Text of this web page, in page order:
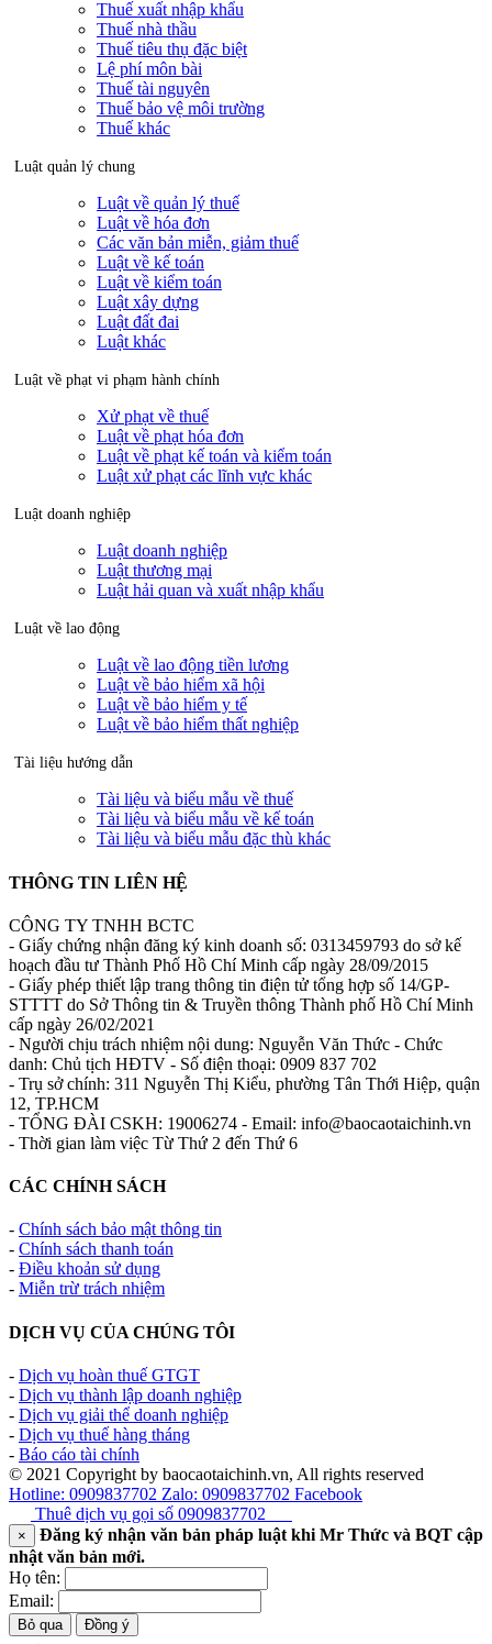
Thuế xuất nhập khẩu
Thuế nhà thầu
Thuế tiêu thụ đặc biệt
Lệ phí môn bài
Thuế tài nguyên
Thuế bảo vệ môi trường
Thuế khác
Luật quản lý chung
Luật về quản lý thuế
Luật về hóa đơn
Các văn bản miễn, giảm thuế
Luật về kế toán
Luật về kiểm toán
Luật xây dựng
Luật đất đai
Luật khác
Luật về phạt vi phạm hành chính
Xử phạt về thuế
Luật về phạt hóa đơn
Luật về phạt kế toán và kiểm toán
Luật xử phạt các lĩnh vực khác
Luật doanh nghiệp
Luật doanh nghiệp
Luật thương mại
Luật hải quan và xuất nhập khẩu
Luật về lao động
Luật về lao động tiền lương
Luật về bảo hiểm xã hội
Luật về bảo hiểm y tế
Luật về bảo hiểm thất nghiệp
Tài liệu hướng dẫn
Tài liệu và biểu mẫu về thuế
Tài liệu và biểu mẫu về kế toán
Tài liệu và biểu mẫu đặc thù khác
THÔNG TIN LIÊN HỆ
CÔNG TY TNHH BCTC
- Giấy chứng nhận đăng ký kinh doanh số: 0313459793 do sở kế
hoạch đầu tư Thành Phố Hồ Chí Minh cấp ngày 28/09/2015
- Giấy phép thiết lập trang thông tin điện tử tổng hợp số 14/GP-
STTTT do Sở Thông tin & Truyền thông Thành phố Hồ Chí Minh
cấp ngày 26/02/2021
- Người chịu trách nhiệm nội dung: Nguyễn Văn Thức - Chức
danh: Chủ tịch HĐTV - Số điện thoại: 0909 837 702
- Trụ sở chính: 311 Nguyễn Thị Kiểu, phường Tân Thới Hiệp, quận
12, TP.HCM
- TỔNG ĐÀI CSKH: 19006274 - Email: info@baocaotaichinh.vn
- Thời gian làm việc Từ Thứ 2 đến Thứ 6
CÁC CHÍNH SÁCH
- Chính sách bảo mật thông tin
- Chính sách thanh toán
- Điều khoản sử dụng
- Miễn trừ trách nhiệm
DỊCH VỤ CỦA CHÚNG TÔI
- Dịch vụ hoàn thuế GTGT
- Dịch vụ thành lập doanh nghiệp
- Dịch vụ giải thể doanh nghiệp
- Dịch vụ thuế hàng tháng
- Báo cáo tài chính
© 2021 Copyright by baocaotaichinh.vn, All rights reserved
Hotline: 0909837702 Zalo: 0909837702 Facebook
Thuê dịch vụ gọi số 0909837702
×
Đăng ký nhận văn bản pháp luật khi Mr Thức và BQT cập
nhật văn bản mới.
Họ tên:
Email:
Bỏ qua Đồng ý